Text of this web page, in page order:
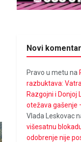
Novi
Pravo u metu na
razbuktava:
Razgojni i Donjoj
otežava gašenje
Vlada Leskovac
višesatnu
odobrenje nije